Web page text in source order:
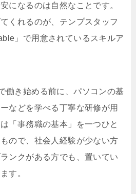
になるのは自然なことです。
くれるのが、テンプスタッフ
」で用意されているスキルア
働き始める前に、パソコンの基
などを学べる丁寧な研修が用
「事務職の基本」を一つひと
ので、社会人経験が少ない方
ンクがある方でも、置いてい
す。